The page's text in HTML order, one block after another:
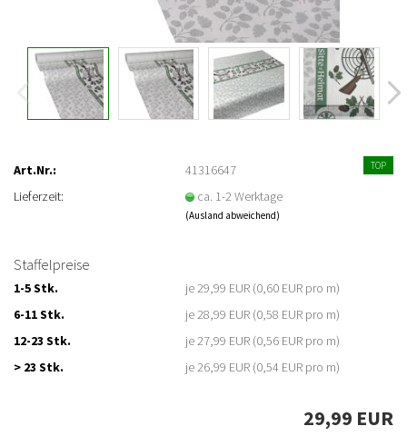
TOP
Art.Nr.:
41316647
Lieferzeit:
ca. 1-2 Werktage
(Ausland abweichend)
Staffelpreise
1-5 Stk.
je 29,99 EUR (0,60 EUR pro m)
6-11 Stk.
je 28,99 EUR (0,58 EUR pro m)
12-23 Stk.
je 27,99 EUR (0,56 EUR pro m)
> 23 Stk.
je 26,99 EUR (0,54 EUR pro m)
29,99 EUR